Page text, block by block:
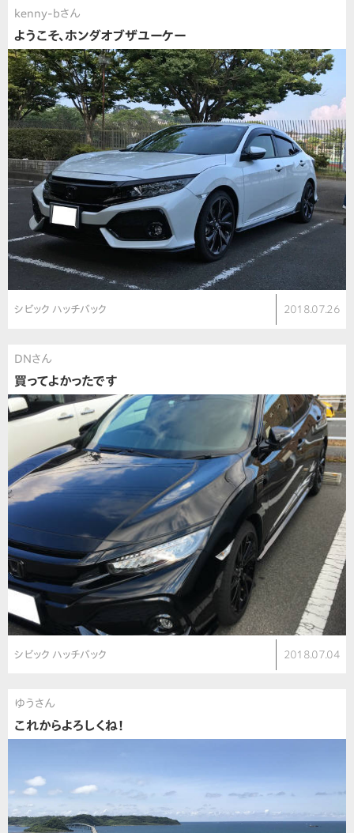
kenny-bさん
ようこそ、ホンダオブザユーケー
シビック ハッチバック 2018.07.26
DNさん
買ってよかったです
シビック ハッチバック 2018.07.04
ゆうさん
これからよろしくね！